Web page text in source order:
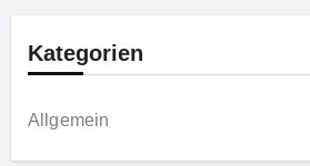
Kategorien
Allgemein